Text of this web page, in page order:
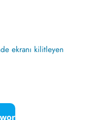
ekranı kilitleyen